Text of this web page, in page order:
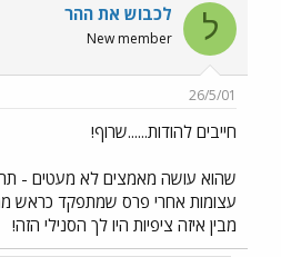
ל לכבוש את ההר
New member
26/5/01
חייבים להודות......שרוף!
שהוא עושה מאמצים לא מעטים -
עצומות אחרי פרס שמתפקד כראש
מבין איזה ציפיות היו לך הסנילי הזה!